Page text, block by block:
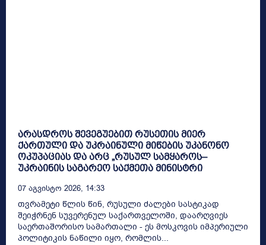
არასდროს შევეგუებით რუსეთის მიერ
ქართული და უკრაინული მიწების უკანონო
ოკუპაციას და არც „რუსულ სამყაროს–
უკრაინის საგარეო საქმეთა მინისტრი
07 Აგვისტო 2026, 14:33
თვრამეტი წლის წინ, რუსული ძალები სასტიკად
შეიჭრნენ სუვერენულ საქართველოში, დაარღვიეს
საერთაშორისო სამართალი - ეს მოსკოვის იმპერიული
პოლიტიკის ნაწილი იყო, რომლის...